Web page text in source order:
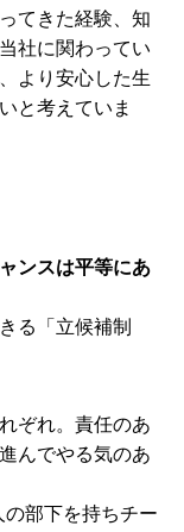
てきた経験、知
社に関わってい
より安心した生
と考えていま
ンスは平等にあ
る「立候補制
ぞれ。責任のあ
んでやる気のあ
部下を持ちチー